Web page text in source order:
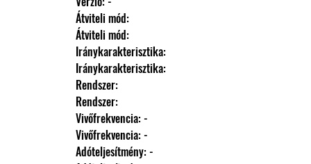
                Átviteli mód:
                Átviteli mód:
                Iránykarakterisztika:
                Iránykarakterisztika:
                Rendszer:
                Rendszer:
                Vivőfrekvencia: -
                Vivőfrekvencia: -
                Adóteljesítmény: -